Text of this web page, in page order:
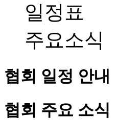
일정표
주요소식
협회 일정 안내
협회 주요 소식